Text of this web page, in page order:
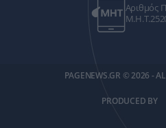
Αριθμός
PAGENEWS.GR © 2026 -
PRODUCED BY